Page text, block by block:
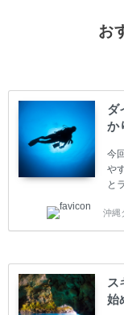
お
ダ
か
今
や
と
す
育
動
ト
ス
沖縄
ス
始